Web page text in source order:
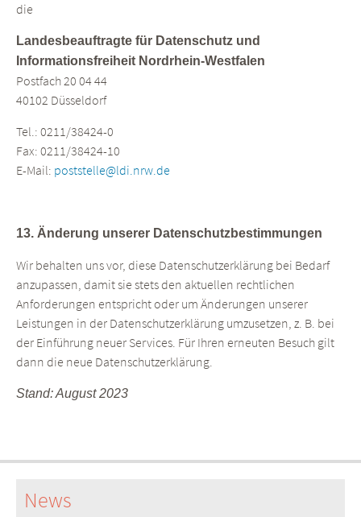
die
Landesbeauftragte für Datenschutz und
Informationsfreiheit Nordrhein-Westfalen
Postfach 20 04 44
40102 Düsseldorf
Tel.: 0211/38424-0
Fax: 0211/38424-10
E-Mail: poststelle@ldi.nrw.de
13. Änderung unserer Datenschutzbestimmungen
Wir behalten uns vor, diese Datenschutzerklärung bei Bedarf
anzupassen, damit sie stets den aktuellen rechtlichen
Anforderungen entspricht oder um Änderungen unserer
Leistungen in der Datenschutzerklärung umzusetzen, z. B. bei
der Einführung neuer Services. Für Ihren erneuten Besuch gilt
dann die neue Datenschutzerklärung.
Stand: August 2023
News